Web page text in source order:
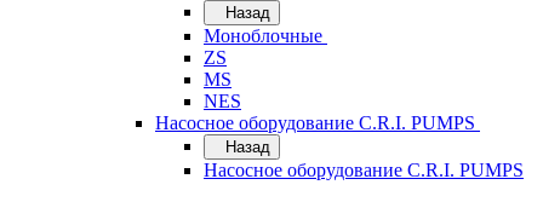
Назад
Моноблочные
ZS
MS
NES
Насосное оборудование C.R.I. PUMPS
Назад
Насосное оборудование C.R.I. PUMPS